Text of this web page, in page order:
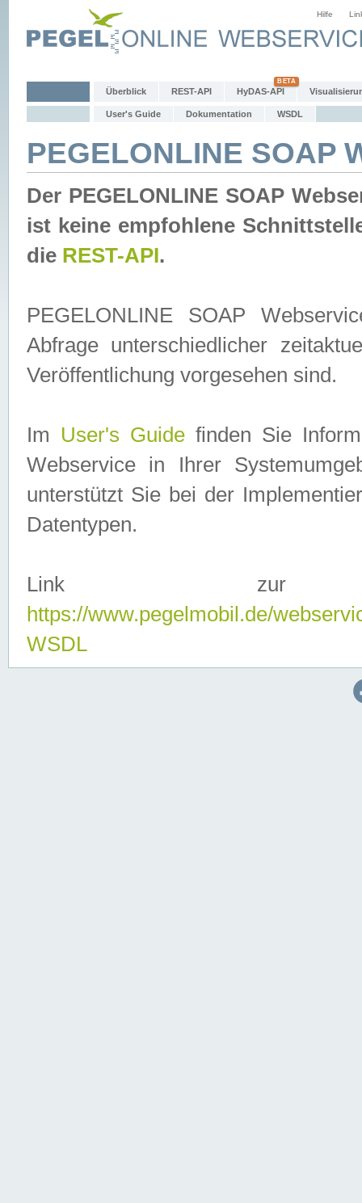
Hilfe
Überblick REST-API HyDAS-API
User's Guide Dokumentation WSDL
PEGELONLINE SOAP
Der PEGELONLINE SOAP
ist keine empfohlene
die REST-API.
PEGELONLINE SOAP
Abfrage unterschiedlicher
Veröffentlichung vorgesehen sind.
Im User's Guidefinden Sie
Webservice in Ihrer
unterstützt Sie bei der
Datentypen.
Link zur
https://www.pegelmobil.de/
WSDL